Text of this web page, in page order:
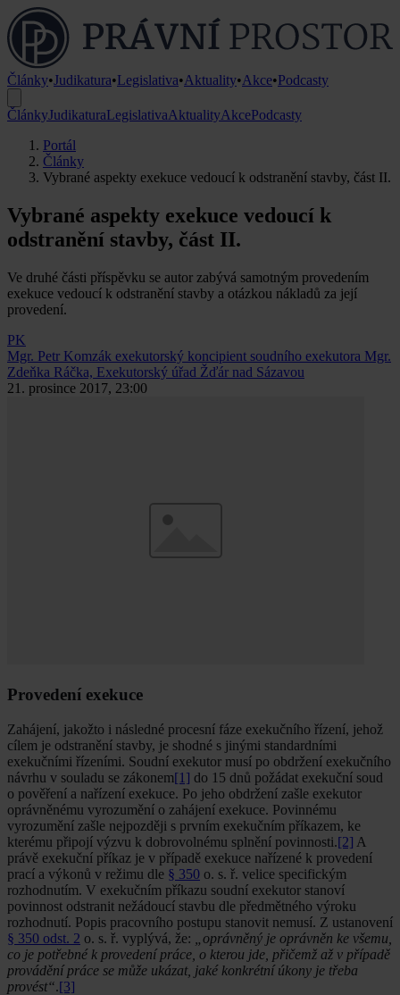
Články•Judikatura•Legislativa•Aktuality•Akce•Podcasty
ČlánkyJudikaturaLegislativaAktualityAkcePodcasty
Portál
Články
Vybrané aspekty exekuce vedoucí k odstranění stavby, část II.
Vybrané aspekty exekuce vedoucí k
odstranění stavby, část II.
Ve druhé části příspěvku se autor zabývá samotným provedením
exekuce vedoucí k odstranění stavby a otázkou nákladů za její
provedení.
PK
Mgr. Petr Komzák exekutorský koncipient soudního exekutora Mgr.
Zdeňka Ráčka, Exekutorský úřad Žďár nad Sázavou
21. prosince 2017, 23:00
Provedení exekuce
Zahájení, jakožto i následné procesní fáze exekučního řízení, jehož
cílem je odstranění stavby, je shodné s jinými standardními
exekučními řízeními. Soudní exekutor musí po obdržení exekučního
návrhu v souladu se zákonem[1] do 15 dnů požádat exekuční soud
o pověření a nařízení exekuce. Po jeho obdržení zašle exekutor
oprávněnému vyrozumění o zahájení exekuce. Povinnému
vyrozumění zašle nejpozději s prvním exekučním příkazem, ke
kterému připojí výzvu k dobrovolnému splnění povinnosti.[2] A
právě exekuční příkaz je v případě exekuce nařízené k provedení
prací a výkonů v režimu dle § 350 o. s. ř. velice specifickým
rozhodnutím. V exekučním příkazu soudní exekutor stanoví
povinnost odstranit nežádoucí stavbu dle předmětného výroku
rozhodnutí. Popis pracovního postupu stanovit nemusí. Z ustanovení
§ 350 odst. 2 o. s. ř. vyplývá, že:
„oprávněný je oprávněn ke všemu,
co je potřebné k provedení práce, o kterou jde, přičemž až v případě
provádění práce se může ukázat, jaké konkrétní úkony je třeba
provést“.[3]